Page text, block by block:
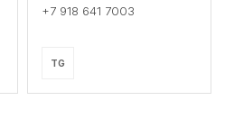
+7 918 641 7003
TG